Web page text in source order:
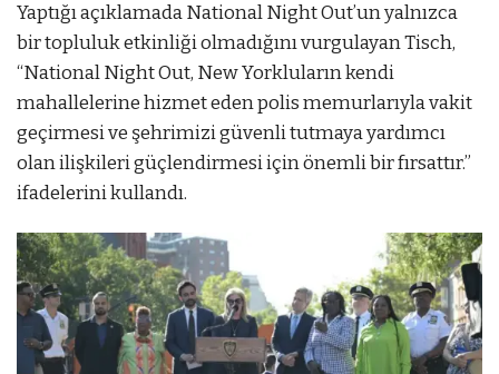
Yaptığı açıklamada National Night Out’un yalnızca
bir topluluk etkinliği olmadığını vurgulayan Tisch,
“National Night Out, New Yorkluların kendi
mahallelerine hizmet eden polis memurlarıyla vakit
geçirmesi ve şehrimizi güvenli tutmaya yardımcı
olan ilişkileri güçlendirmesi için önemli bir fırsattır.”
ifadelerini kullandı.